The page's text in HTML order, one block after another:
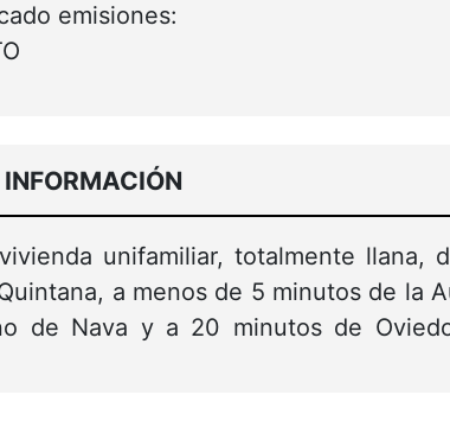
emisiones:
unifamiliar, totalmente llana,
a menos de 5 minutos de la
de Nava y a 20 minutos de